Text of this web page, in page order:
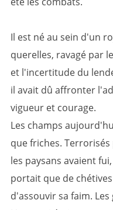
Il est né au sein d'un
querelles, ravagé par
et l'incertitude du
il avait dû affronter
vigueur et courage.
Les champs
que friches. Terrorisés
les paysans avaient
portait que de
d'assouvir sa faim.